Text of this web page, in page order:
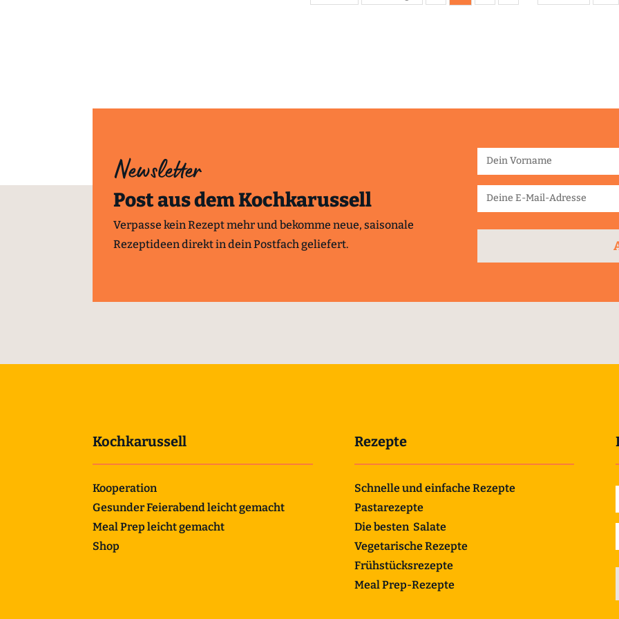
Newsletter
Post aus dem Kochkarussell
Verpasse kein Rezept mehr und bekomme neue, saisonale
Rezeptideen direkt in dein Postfach geliefert.
Kochkarussell
Kooperation
Gesunder Feierabend leicht gemacht
Meal Prep leicht gemacht
Shop
Rezepte
Schnelle und einfache Rezepte
Pastarezepte
Die besten Salate
Vegetarische Rezepte
Frühstücksrezepte
Meal Prep-Rezepte